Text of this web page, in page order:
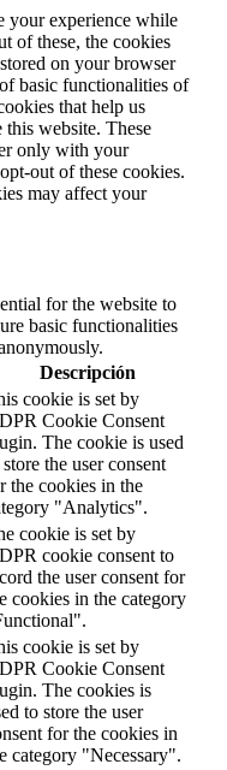
your experience while
of these, the cookies
on your browser
basic functionalities of
that help us
this website. These
only with your
out of these cookies.
may affect your
for the website to
basic functionalities
Descripción
cookie is set by
Cookie Consent
The cookie is used
the user consent
the cookies in the
"Analytics".
cookie is set by
cookie consent to
the user consent for
cookies in the category
cookie is set by
Cookie Consent
The cookies is
to store the user
for the cookies in
category "Necessary".